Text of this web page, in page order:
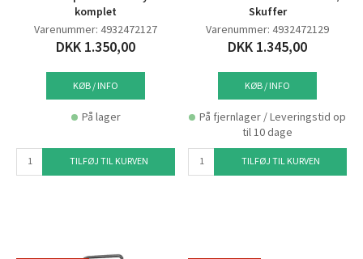
komplet
Varenummer: 4932472127
DKK 1.350,00
KØB / INFO
På lager
TILFØJ TIL KURVEN
Skuffer
Varenummer: 4932472129
DKK 1.345,00
KØB / INFO
På fjernlager / Leveringstid op
til 10 dage
TILFØJ TIL KURVEN